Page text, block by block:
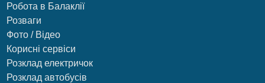
Робота в Балаклії
Розваги
Фото / Відео
Корисні сервіси
Розклад електричок
Розклад автобусів